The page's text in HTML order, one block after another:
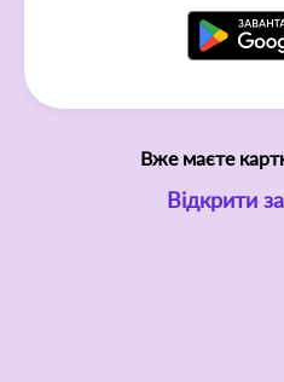
Вже маєте
Відкрити